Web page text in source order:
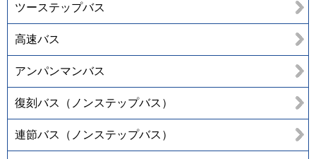
ツーステップバス
高速バス
アンパンマンバス
復刻バス（ノンステップバス）
連節バス（ノンステップバス）